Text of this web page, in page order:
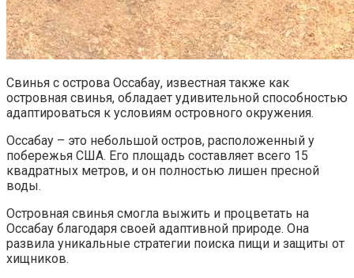
Свинья с острова Оссабау, известная также как
островная свинья, обладает удивительной способностью
адаптироваться к условиям островного окружения.
Оссабау – это небольшой остров, расположенный у
побережья США. Его площадь составляет всего 15
квадратных метров, и он полностью лишен пресной
воды.
Островная свинья смогла выжить и процветать на
Оссабау благодаря своей адаптивной природе. Она
развила уникальные стратегии поиска пищи и защиты от
хищников.